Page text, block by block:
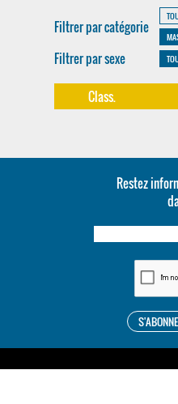
Filtrer par catégorie
Filtrer par sexe
Class.
Restez